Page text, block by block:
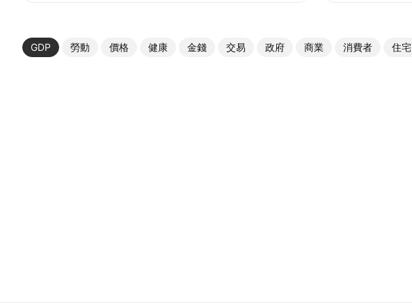
GDP 勞動 價格 健康 金錢 交易 政府 商業 消費者 住宅
更多